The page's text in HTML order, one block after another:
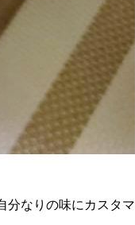
分なりの味にカスタマ